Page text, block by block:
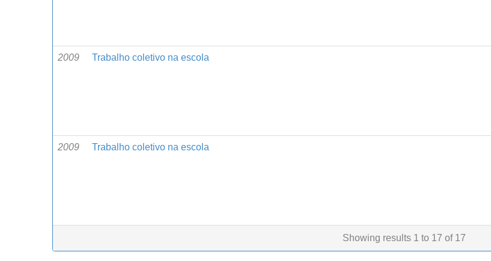
2009 Trabalho coletivo na escola
2009 Trabalho coletivo na escola
Showing results 1 to 17 of 17